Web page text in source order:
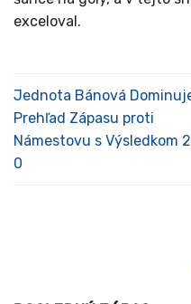
exceloval.
Jednota Bánová
Prehľad Zápasu proti
Námestovu s Výsledkom
0